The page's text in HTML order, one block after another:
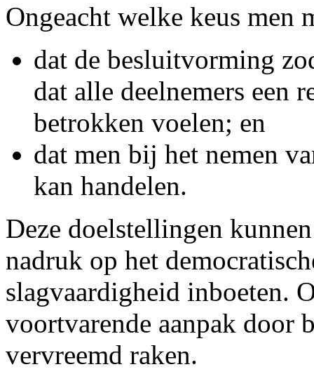
Ongeacht welke keus men
dat de besluitvorming
dat alle deelnemers een
betrokken voelen; en
dat men bij het nemen
kan handelen.
Deze doelstellingen
nadruk op het
slagvaardigheid inboeten.
voortvarende aanpak door
vervreemd raken.